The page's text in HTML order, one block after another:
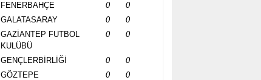
FENERBAHÇE 0
0
GALATASARAY 0
0
GAZİANTEP FUTBOL
KULÜBÜ
0 0
GENÇLERBİRLİĞİ 0
0
GÖZTEPE 0
0